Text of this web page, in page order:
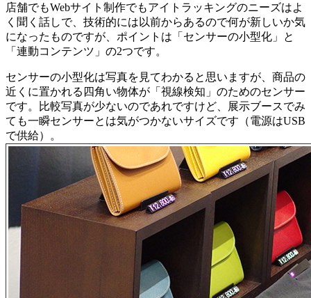
店舗でもWebサイト制作でもアイトラッキングのニーズはよ
く聞く話しで、技術的には以前からあるので何が新しいか気
になったものですが、ポイントは「センサーの小型化」と
「連動コンテンツ」の2つです。
センサーの小型化は写真を見てわかると思いますが、商品の
近くに置かれる四角い物体が「視線検知」のためのセンサー
です。比較写真が少ないのであれですけど、展示ブースでみ
ても一瞬センサーとは気がつかないサイズです（電源はUSB
で供給）。